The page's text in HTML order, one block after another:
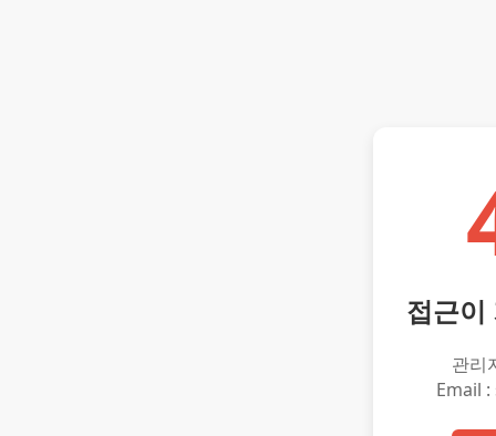
접근이
관리
Email